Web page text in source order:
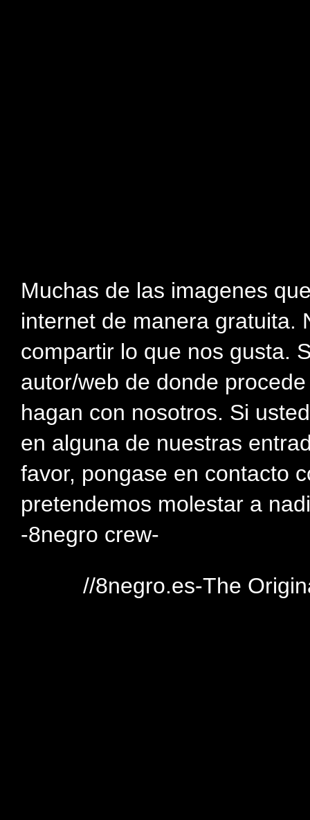
Muchas de las imagenes
internet de manera gratuita.
compartir lo que nos gusta.
autor/web de donde
hagan con nosotros. Si
en alguna de nuestras
favor, pongase en contacto
pretendemos molestar a
-8negro crew-
//8negro.es-The